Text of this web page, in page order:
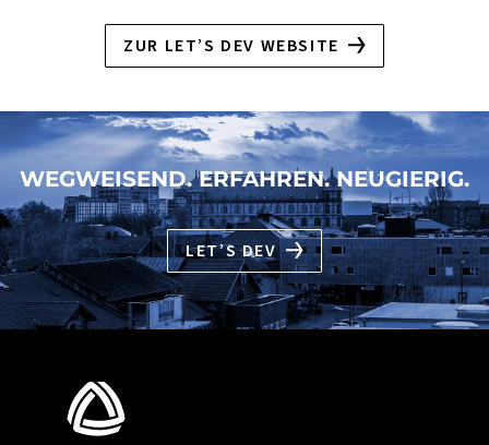
ZUR LET’S DEV WEBSITE
WEGWEISEND. ERFAHREN. NEUGIERIG.
LET’S DEV